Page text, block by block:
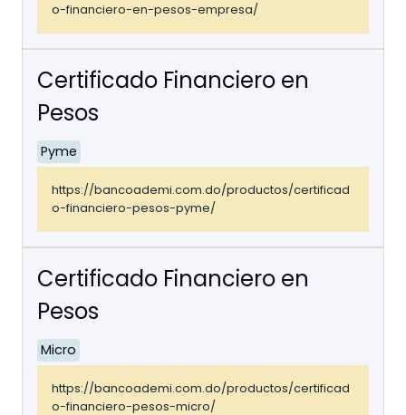
o-financiero-en-pesos-empresa/
Certificado Financiero en
Pesos
Pyme
https://bancoademi.com.do/productos/certificad
o-financiero-pesos-pyme/
Certificado Financiero en
Pesos
Micro
https://bancoademi.com.do/productos/certificad
o-financiero-pesos-micro/